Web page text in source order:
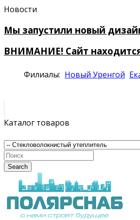
Новости
Мы запустили новый
ВНИМАНИЕ! Сайт
Филиалы: Новый Уренгой
Каталог товаров
Search